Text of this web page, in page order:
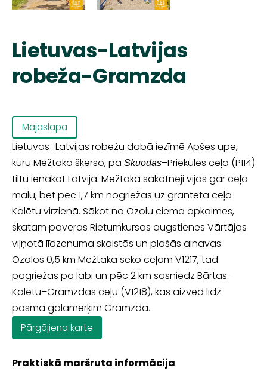
Lietuvas-Latvijas
robeža-Gramzda
Mājaslapa
Lietuvas–Latvijas robežu dabā iezīmē Apšes upe,
kuru Mežtaka šķērso, pa Skuodas–Priekules ceļa (P114)
tiltu ienākot Latvijā. Mežtaka sākotnēji vijas gar ceļa
malu, bet pēc 1,7 km nogriežas uz grantēta ceļa
Kalētu virzienā. Sākot no Ozolu ciema apkaimes,
skatam paveras Rietumkursas augstienes Vārtājas
viļņotā līdzenuma skaistās un plašās ainavas.
Ozolos 0,5 km Mežtaka seko ceļam V1217, tad
pagriežas pa labi un pēc 2 km sasniedz Bārtas–
Kalētu–Gramzdas ceļu (V1218), kas aizved līdz
posma galamērķim Gramzdā.
Pārgājiena karte
Praktiskā maršruta informācija